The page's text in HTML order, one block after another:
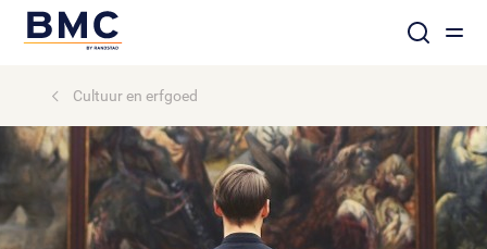
Cultuur en erfgoed